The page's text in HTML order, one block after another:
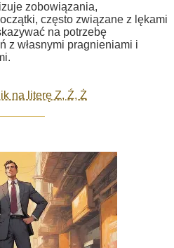
zobowiązania,
często związane z lękami
na potrzebę
z własnymi pragnieniami i
na literę Z, Ź, Ż